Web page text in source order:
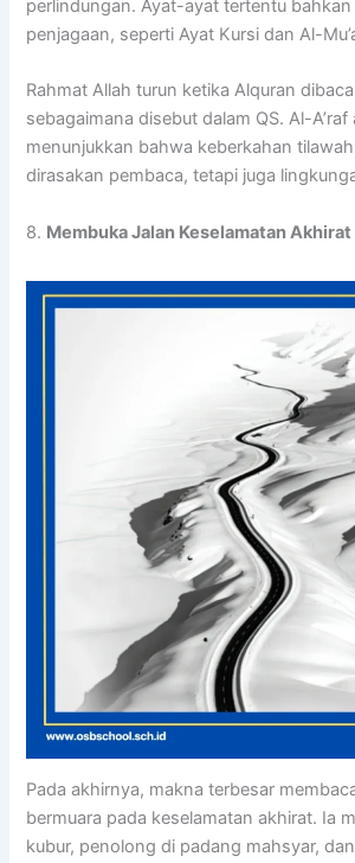
perlindungan. Ayat-ayat tertentu
penjagaan, seperti Ayat Kursi dan Al-
Rahmat Allah turun ketika Alquran
sebagaimana disebut dalam QS. Al-
menunjukkan bahwa keberkahan
dirasakan pembaca, tetapi juga
8. Membuka Jalan Keselamatan Akhirat
Pada akhirnya, makna terbesar
bermuara pada keselamatan akhirat. Ia
kubur, penolong di padang mahsyar,